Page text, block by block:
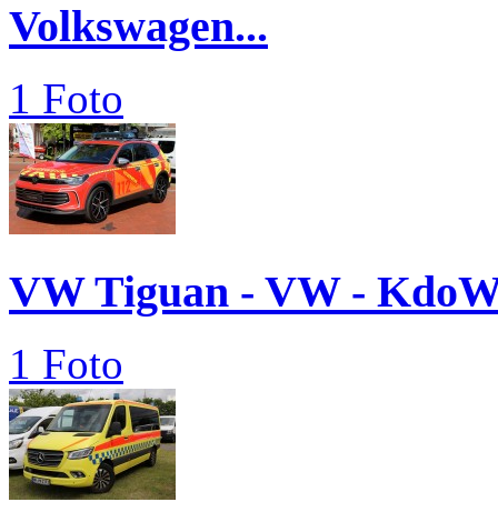
Volkswagen...
1 Foto
VW Tiguan - VW -
1 Foto